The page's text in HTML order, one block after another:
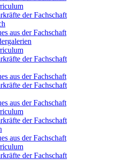
der Fachschaft
aus der Fachschaft
der Fachschaft
aus der Fachschaft
der Fachschaft
aus der Fachschaft
der Fachschaft
aus der Fachschaft
der Fachschaft